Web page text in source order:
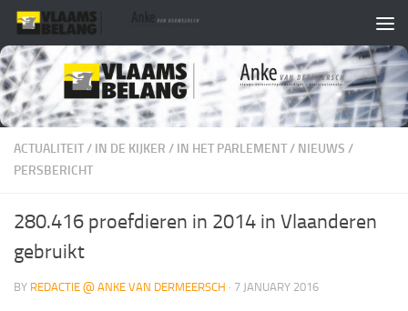
Skip to content
ACTUALITEIT/ IN DE KIJKER / IN HET PARLEMENT/ NIEUWS /
PERSBERICHT
280.416 proefdieren in 2014 in Vlaanderen
gebruikt
BY REDACTIE @ ANKE VAN DERMEERSCH · 7 JANUARY 2016